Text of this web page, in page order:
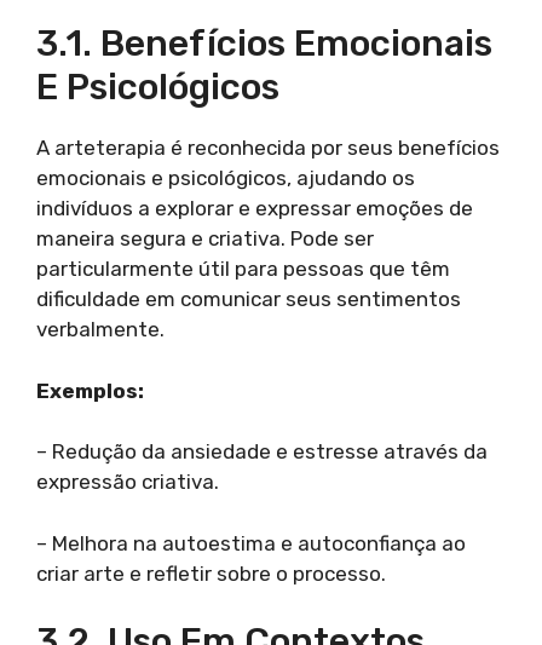
3.1. Benefícios Emocionais
E Psicológicos
A arteterapia é reconhecida por seus benefícios
emocionais e psicológicos, ajudando os
indivíduos a explorar e expressar emoções de
maneira segura e criativa. Pode ser
particularmente útil para pessoas que têm
dificuldade em comunicar seus sentimentos
verbalmente.
Exemplos:
– Redução da ansiedade e estresse através da
expressão criativa.
– Melhora na autoestima e autoconfiança ao
criar arte e refletir sobre o processo.